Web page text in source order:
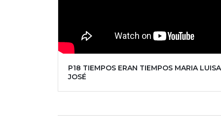
P18 TIEMPOS ERAN TIEMPOS MARIA
JOSÉ